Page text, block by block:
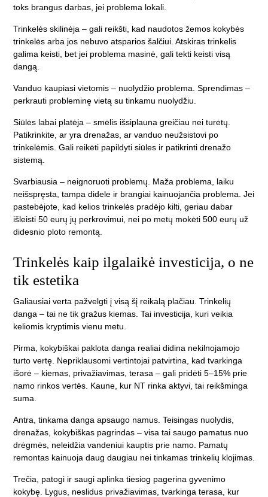
toks brangus darbas, jei problema lokali.
Trinkelės skilinėja – gali reikšti, kad naudotos žemos kokybės
trinkelės arba jos nebuvo atsparios šalčiui. Atskiras trinkelis
galima keisti, bet jei problema masinė, gali tekti keisti visą
dangą.
Vanduo kaupiasi vietomis – nuolydžio problema. Sprendimas –
perkrauti probleminę vietą su tinkamu nuolydžiu.
Siūlės labai platėja – smėlis išsiplauna greičiau nei turėtų.
Patikrinkite, ar yra drenažas, ar vanduo neužsistovi po
trinkelėmis. Gali reikėti papildyti siūles ir patikrinti drenažo
sistemą.
Svarbiausia – neignoruoti problemų. Maža problema, laiku
neišspręsta, tampa didele ir brangiai kainuojančia problema. Jei
pastebėjote, kad kelios trinkelės pradėjo kilti, geriau dabar
išleisti 50 eurų jų perkrovimui, nei po metų mokėti 500 eurų už
didesnio ploto remontą.
Trinkelės kaip ilgalaikė investicija, o ne
tik estetika
Galiausiai verta pažvelgti į visą šį reikalą plačiau. Trinkelių
danga – tai ne tik gražus kiemas. Tai investicija, kuri veikia
keliomis kryptimis vienu metu.
Pirma, kokybiškai paklota danga realiai didina nekilnojamojo
turto vertę. Nepriklausomi vertintojai patvirtina, kad tvarkinga
išorė – kiemas, privažiavimas, terasa – gali pridėti 5–15% prie
namo rinkos vertės. Kaune, kur NT rinka aktyvi, tai reikšminga
suma.
Antra, tinkama danga apsaugo namus. Teisingas nuolydis,
drenažas, kokybiškas pagrindas – visa tai saugo pamatus nuo
drėgmės, neleidžia vandeniui kauptis prie namo. Pamatų
remontas kainuoja daug daugiau nei tinkamas trinkelių klojimas.
Trečia, patogi ir saugi aplinka tiesiog pagerina gyvenimo
kokybę. Lygus, neslidus privažiavimas, tvarkinga terasa, kur